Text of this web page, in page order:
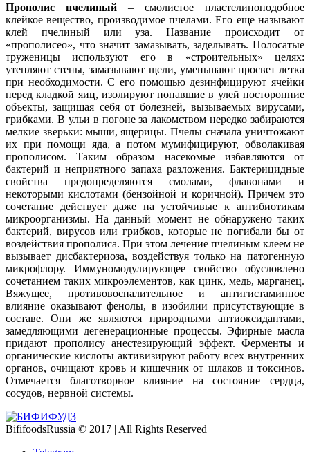
Прополис пчелиный – смолистое пластелиноподобное
клейкое вещество, производимое пчелами. Его еще называют
клей пчелиный или уза. Название происходит от
«прополисео», что значит замазывать, заделывать. Полосатые
труженицы используют его в «строительных» целях:
утепляют стены, замазывают щели, уменьшают просвет летка
при необходимости. С его помощью дезинфицируют ячейки
перед кладкой яиц, изолируют попавшие в улей посторонние
объекты, защищая себя от болезней, вызываемых вирусами,
грибками. В ульи в погоне за лакомством нередко забираются
мелкие зверьки: мыши, ящерицы. Пчелы сначала уничтожают
их при помощи яда, а потом мумифицируют, обволакивая
прополисом. Таким образом насекомые избавляются от
бактерий и неприятного запаха разложения. Бактерицидные
свойства предопределяются смолами, флавонами и
некоторыми кислотами (бензойной и коричной). Причем это
сочетание действует даже на устойчивые к антибиотикам
микроорганизмы. На данный момент не обнаружено таких
бактерий, вирусов или грибков, которые не погибали бы от
воздействия прополиса. При этом лечение пчелиным клеем не
вызывает дисбактериоза, воздействуя только на патогенную
микрофлору. Иммуномодулирующее свойство обусловлено
сочетанием таких микроэлементов, как цинк, медь, марганец.
Вяжущее, противовоспалительное и антигистаминное
влияние оказывают фенолы, в изобилии присутствующие в
составе. Они же являются природными антиоксидантами,
замедляющими дегенерационные процессы. Эфирные масла
придают прополису анестезирующий эффект. Ферменты и
органические кислоты активизируют работу всех внутренних
органов, очищают кровь и кишечник от шлаков и токсинов.
Отмечается благотворное влияние на состояние сердца,
сосудов, нервной системы.
BififoodsRussia © 2017 | All Rights Reserved